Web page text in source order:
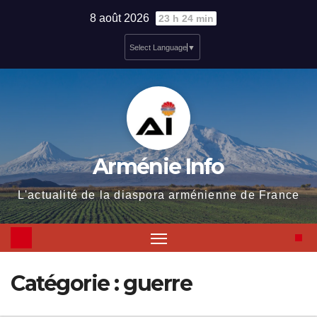
8 août 2026 23 h 24 min
Select Language ▼
Arménie Info
L'actualité de la diaspora arménienne de France
Catégorie :guerre